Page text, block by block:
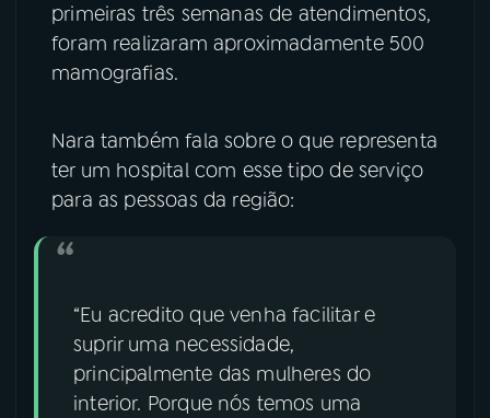
primeiras três semanas de atendimentos,
foram realizaram aproximadamente 500
mamografias.
Nara também fala sobre o que representa
ter um hospital com esse tipo de serviço
para as pessoas da região:
“Eu acredito que venha facilitar e
suprir uma necessidade,
principalmente das mulheres do
interior. Porque nós temos uma